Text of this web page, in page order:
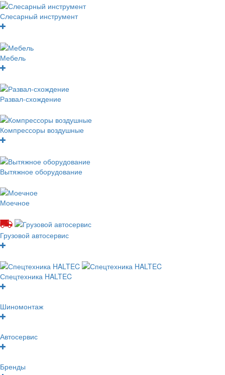
Слесарный инструмент
Мебель
Развал-схождение
Компрессоры воздушные
Вытяжное оборудование
Моечное
Грузовой автосервис
Спецтехника HALTEC
Шиномонтаж
Автосервис
Бренды